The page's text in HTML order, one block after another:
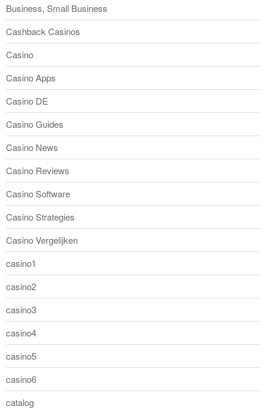
Business, Small Business
Cashback Casinos
Casino
Casino Apps
Casino DE
Casino Guides
Casino News
Casino Reviews
Casino Software
Casino Strategies
Casino Vergelijken
casino1
casino2
casino3
casino4
casino5
casino6
catalog